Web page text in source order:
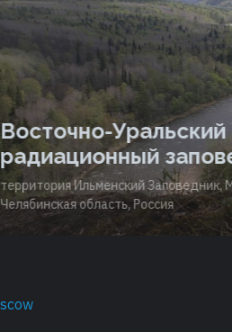
Уральский
радиационный
территория Ильменский Заповедник,
Челябинская область, Россия